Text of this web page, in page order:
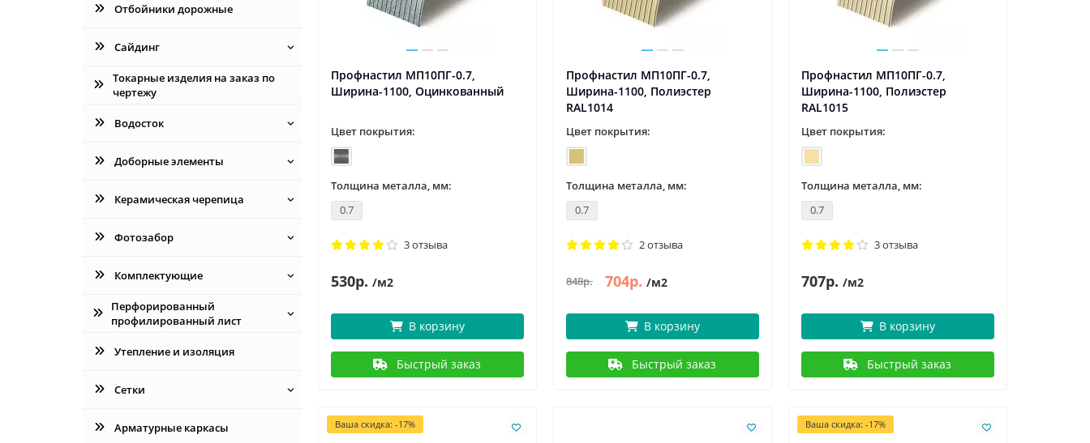
Отбойники дорожные
Сайдинг
Токарные изделия на заказ по
чертежу
Водосток
Доборные элементы
Керамическая черепица
Фотозабор
Комплектующие
Перфорированный
профилированный лист
Утепление и изоляция
Сетки
Арматурные каркасы
Профнастил МП10ПГ-0.7,
Ширина-1100, Оцинкованный
Цвет покрытия:
Толщина металла, мм:
0.7
3 отзыва
530р. /м2
В корзину
Быстрый заказ
Профнастил МП10ПГ-0.7,
Ширина-1100, Полиэстер
RAL1014
Цвет покрытия:
Толщина металла, мм:
0.7
2 отзыва
848р. 704р. /м2
В корзину
Быстрый заказ
Профнастил МП10ПГ-0.7,
Ширина-1100, Полиэстер
RAL1015
Цвет покрытия:
Толщина металла, мм:
0.7
3 отзыва
707р. /м2
В корзину
Быстрый заказ
Ваша скидка: -17% Ваша скидка: -17%